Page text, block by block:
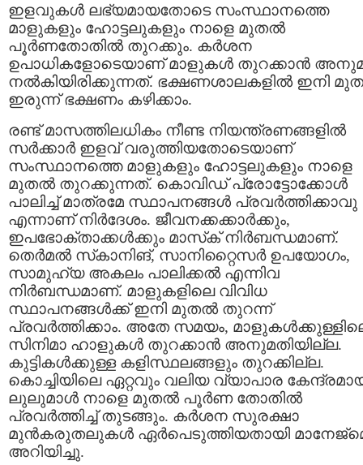
ഇളവുകള്‍ ലഭ്യമായതോടെ സംസ്ഥാനത്തെ
മാളുകളും ഹോട്ടലുകളും നാളെ മുതല്‍
പൂര്‍ണതോതില്‍ തുറക്കും. കര്‍ശന
ഉപാധികളോടെയാണ് മാളുകള്‍ തുറക്കാന്‍
നല്‍കിയിരിക്കുന്നത്. ഭക്ഷണശാലകളിൽ ഇനി
ഇരുന്ന് ഭക്ഷണം കഴിക്കാം.
രണ്ട് മാസത്തിലധികം നീണ്ട നിയന്ത്രണങ്ങളില്‍
സര്‍ക്കാര്‍ ഇളവ് വരുത്തിയതോടെയാണ്
സംസ്ഥാനത്തെ മാളുകളും ഹോട്ടലുകളും നാളെ
മുതല്‍ തുറക്കുന്നത്. കൊവിഡ് പ്രോട്ടോക്കോള്‍
പാലിച്ച് മാത്രമേ സ്ഥാപനങ്ങള്‍ പ്രവര്‍ത്തിക്കാവു
എന്നാണ് നിര്‍ദേശം. ജീവനക്കക്കാര്‍ക്കും,
ഇപഭോക്താക്കള്‍ക്കും മാസ്‌ക് നിര്‍ബന്ധമാണ്.
തെര്‍മല്‍ സ്‌കാനിങ്, സാനിറ്റൈസര്‍ ഉപയോഗം,
സാമുഹ്യ അകലം പാലിക്കല്‍ എന്നിവ
നിര്‍ബന്ധമാണ്. മാളുകളിലെ വിവിധ
സ്ഥാപനങ്ങള്‍ക്ക് ഇനി മുതല്‍ തുറന്ന്
പ്രവര്‍ത്തിക്കാം. അതേ സമയം,
സിനിമാ ഹാളുകള്‍ തുറക്കാന്‍ അനുമതിയില്ല.
കുട്ടികള്‍ക്കുള്ള കളിസ്ഥലങ്ങളും തുറക്കില്ല.
കൊച്ചിയിലെ ഏറ്റവും വലിയ വ്യാപാര
ലുലുമാള്‍ നാളെ മുതല്‍ പൂര്‍ണ തോതില്‍
പ്രവര്‍ത്തിച്ച് തുടങ്ങും. കര്‍ശന സുരക്ഷാ
മുന്‍കരുതലുകള്‍ ഏര്‍പെടുത്തിയതായി
അറിയിച്ചു.